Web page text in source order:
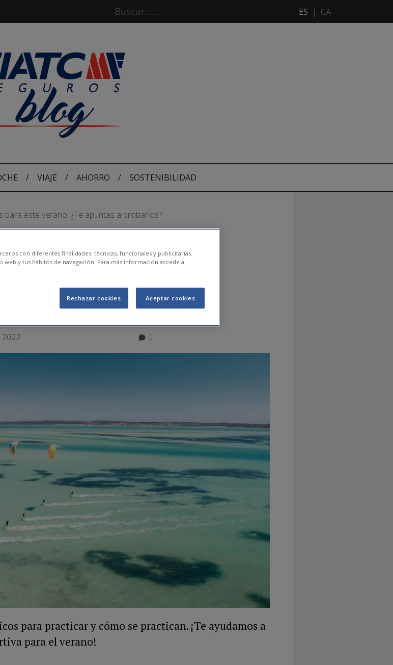
ES | CA
/ VIAJE / AHORRO / SOSTENIBILIDAD
para este verano. ¿Te apuntas a probarlos?
para este
a probarlos?
2022 0
para practicar y cómo se practican. ¡Te ayudamos a
para el verano!
con diferentes finalidades: técnicas, funcionales y publicitarias.
web y tus hábitos de navegación. Para más información accede a
Rechazar cookies Aceptar cookies